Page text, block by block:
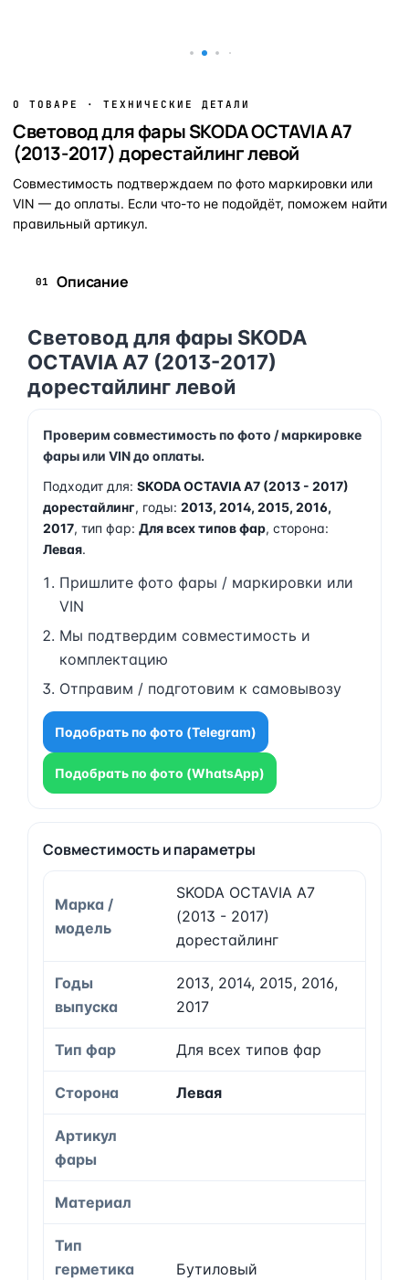
О ТОВАРЕ · ТЕХНИЧЕСКИЕ ДЕТАЛИ
Световод для фары SKODA OCTAVIA A7
(2013-2017) дорестайлинг левой
Совместимость подтверждаем по фото маркировки или
VIN — до оплаты. Если что-то не подойдёт, поможем найти
правильный артикул.
01 Описание
Световод для фары SKODA
OCTAVIA A7 (2013-2017)
дорестайлинг левой
Проверим совместимость по фото / маркировке
фары или VIN до оплаты.
Подходит для: SKODA OCTAVIA A7 (2013 - 2017)
дорестайлинг, годы: 2013, 2014, 2015, 2016,
2017, тип фар: Для всех типов фар, сторона:
Левая.
Пришлите фото фары / маркировки или
VIN
Мы подтвердим совместимость и
комплектацию
Отправим / подготовим к самовывозу
Подобрать по фото (Telegram)
Подобрать по фото (WhatsApp)
Совместимость и параметры
Марка /
модель
SKODA OCTAVIA A7
(2013 - 2017)
дорестайлинг
Годы
выпуска
2013, 2014, 2015, 2016,
2017
Тип фар Для всех типов фар
Сторона Левая
Артикул
фары
Материал
Тип
герметика
Бутиловый